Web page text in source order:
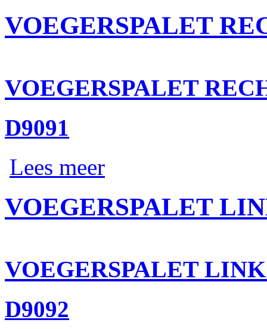
VOEGERSPALET
VOEGERSPALET
D9091
Lees meer
VOEGERSPALET
VOEGERSPALET
D9092